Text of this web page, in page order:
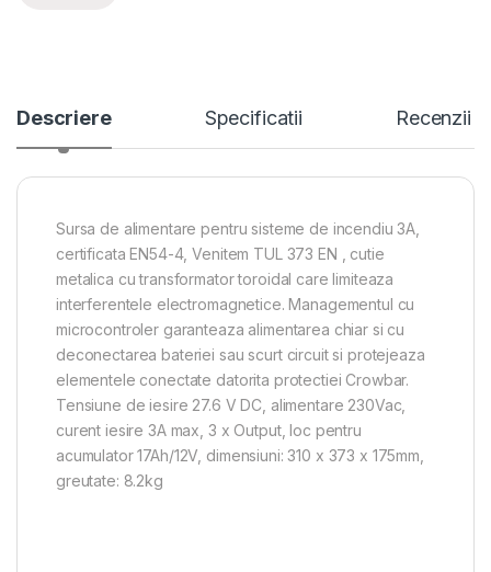
Descriere Specificatii Recenzii
Sursa de alimentare pentru sisteme de incendiu 3A,
certificata EN54-4, Venitem TUL 373 EN , cutie
metalica cu transformator toroidal care limiteaza
interferentele electromagnetice. Managementul cu
microcontroler garanteaza alimentarea chiar si cu
deconectarea bateriei sau scurt circuit si protejeaza
elementele conectate datorita protectiei Crowbar.
Tensiune de iesire 27.6 V DC, alimentare 230Vac,
curent iesire 3A max, 3 x Output, loc pentru
acumulator 17Ah/12V, dimensiuni: 310 x 373 x 175mm,
greutate: 8.2kg